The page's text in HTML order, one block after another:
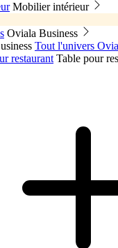
Mobilier intérieur
Oviala Business
Tout l'univers
restaurant Table pour